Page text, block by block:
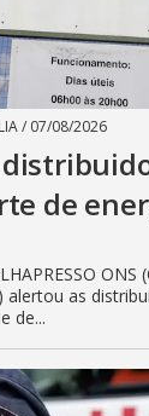
/ 07/08/2026
de
alertou as
de...